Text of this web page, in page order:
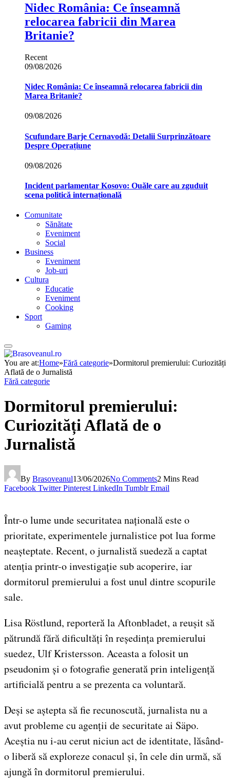
Nidec România: Ce înseamnă
relocarea fabricii din Marea
Britanie?
Recent
09/08/2026
Nidec România: Ce înseamnă relocarea fabricii din
Marea Britanie?
09/08/2026
Scufundare Barje Cernavodă: Detalii Surprinzătoare
Despre Operațiune
09/08/2026
Incident parlamentar Kosovo: Ouăle care au zguduit
scena politică internațională
Comunitate
Sănătate
Eveniment
Social
Business
Eveniment
Job-uri
Cultura
Educatie
Eveniment
Cooking
Sport
Gaming
You are at:Home»Fără categorie»Dormitorul premierului: Curiozități
Aflată de o Jurnalistă
Fără categorie
Dormitorul premierului:
Curiozități Aflată de o
Jurnalistă
By Brasoveanul13/06/2026No Comments2 Mins Read
Facebook Twitter Pinterest LinkedIn Tumblr Email
Într-o lume unde securitatea națională este o
prioritate, experimentele jurnalistice pot lua forme
neașteptate. Recent, o jurnalistă suedeză a captat
atenția printr-o investigație sub acoperire, iar
dormitorul premierului a fost unul dintre scopurile
sale.
Lisa Röstlund, reporteră la Aftonbladet, a reușit să
pătrundă fără dificultăți în reședința premierului
suedez, Ulf Kristersson. Aceasta a folosit un
pseudonim și o fotografie generată prin inteligență
artificială pentru a se prezenta ca voluntară.
Deși se aștepta să fie recunoscută, jurnalista nu a
avut probleme cu agenții de securitate ai Säpo.
Aceștia nu i-au cerut niciun act de identitate, lăsând-
o liberă să exploreze conacul și, în cele din urmă, să
ajungă în dormitorul premierului.